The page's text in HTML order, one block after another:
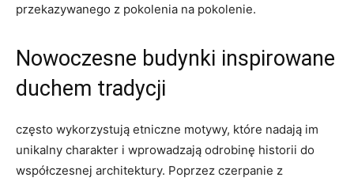
przekazywanego z pokolenia na pokolenie.
Nowoczesne budynki inspirowane
duchem tradycji
często wykorzystują etniczne motywy, ⁣które nadają im‍
unikalny charakter i​ wprowadzają odrobinę historii do
współczesnej architektury. Poprzez czerpanie⁤ z